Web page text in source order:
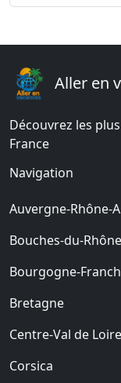
Aller en
Découvrez les
France
Navigation
Auvergne-Rhône-
Bouches-du-Rhône
Bourgogne-
Bretagne
Centre-Val de Loire
Corsica